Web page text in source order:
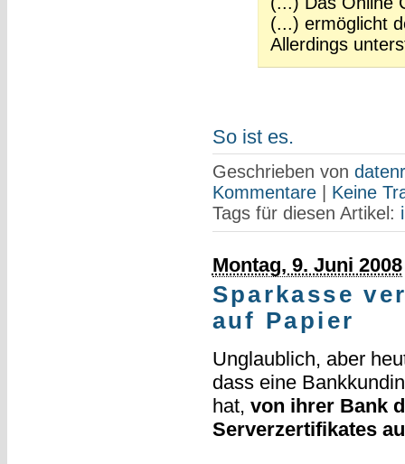
(...) ermöglicht
Allerdings
So ist es.
Geschrieben von
Kommentare| Keine
Tags für diesen Artikel:
Montag, 9. Juni 2008
Sparkasse
auf Papier
Unglaublich, aber
dass eine
hat, von ihrer Bank
Serverzertifikates